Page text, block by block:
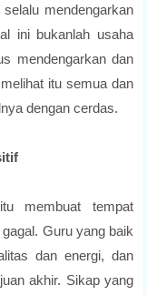
mendengarkan
ini bukanlah usaha
mendengarkan dan
itu semua dan
dengan cerdas.
membuat tempat
Guru yang baik
dan energi, dan
akhir. Sikap yang